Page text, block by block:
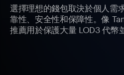
選擇理想的錢包取決於個人需
靠性、安全性和保障性。像
推薦用於保護大量 LOD3 代幣